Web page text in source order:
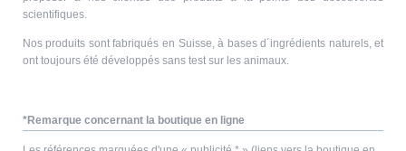
scientifiques.
Nos produits sont fabriqués en Suisse, à bases d´ingrédients naturels, et
ont toujours été développés sans test sur les animaux.
*Remarque concernant la boutique en ligne